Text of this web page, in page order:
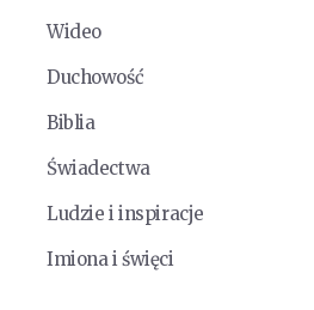
Wideo
Duchowość
Biblia
Świadectwa
Ludzie i inspiracje
Imiona i święci